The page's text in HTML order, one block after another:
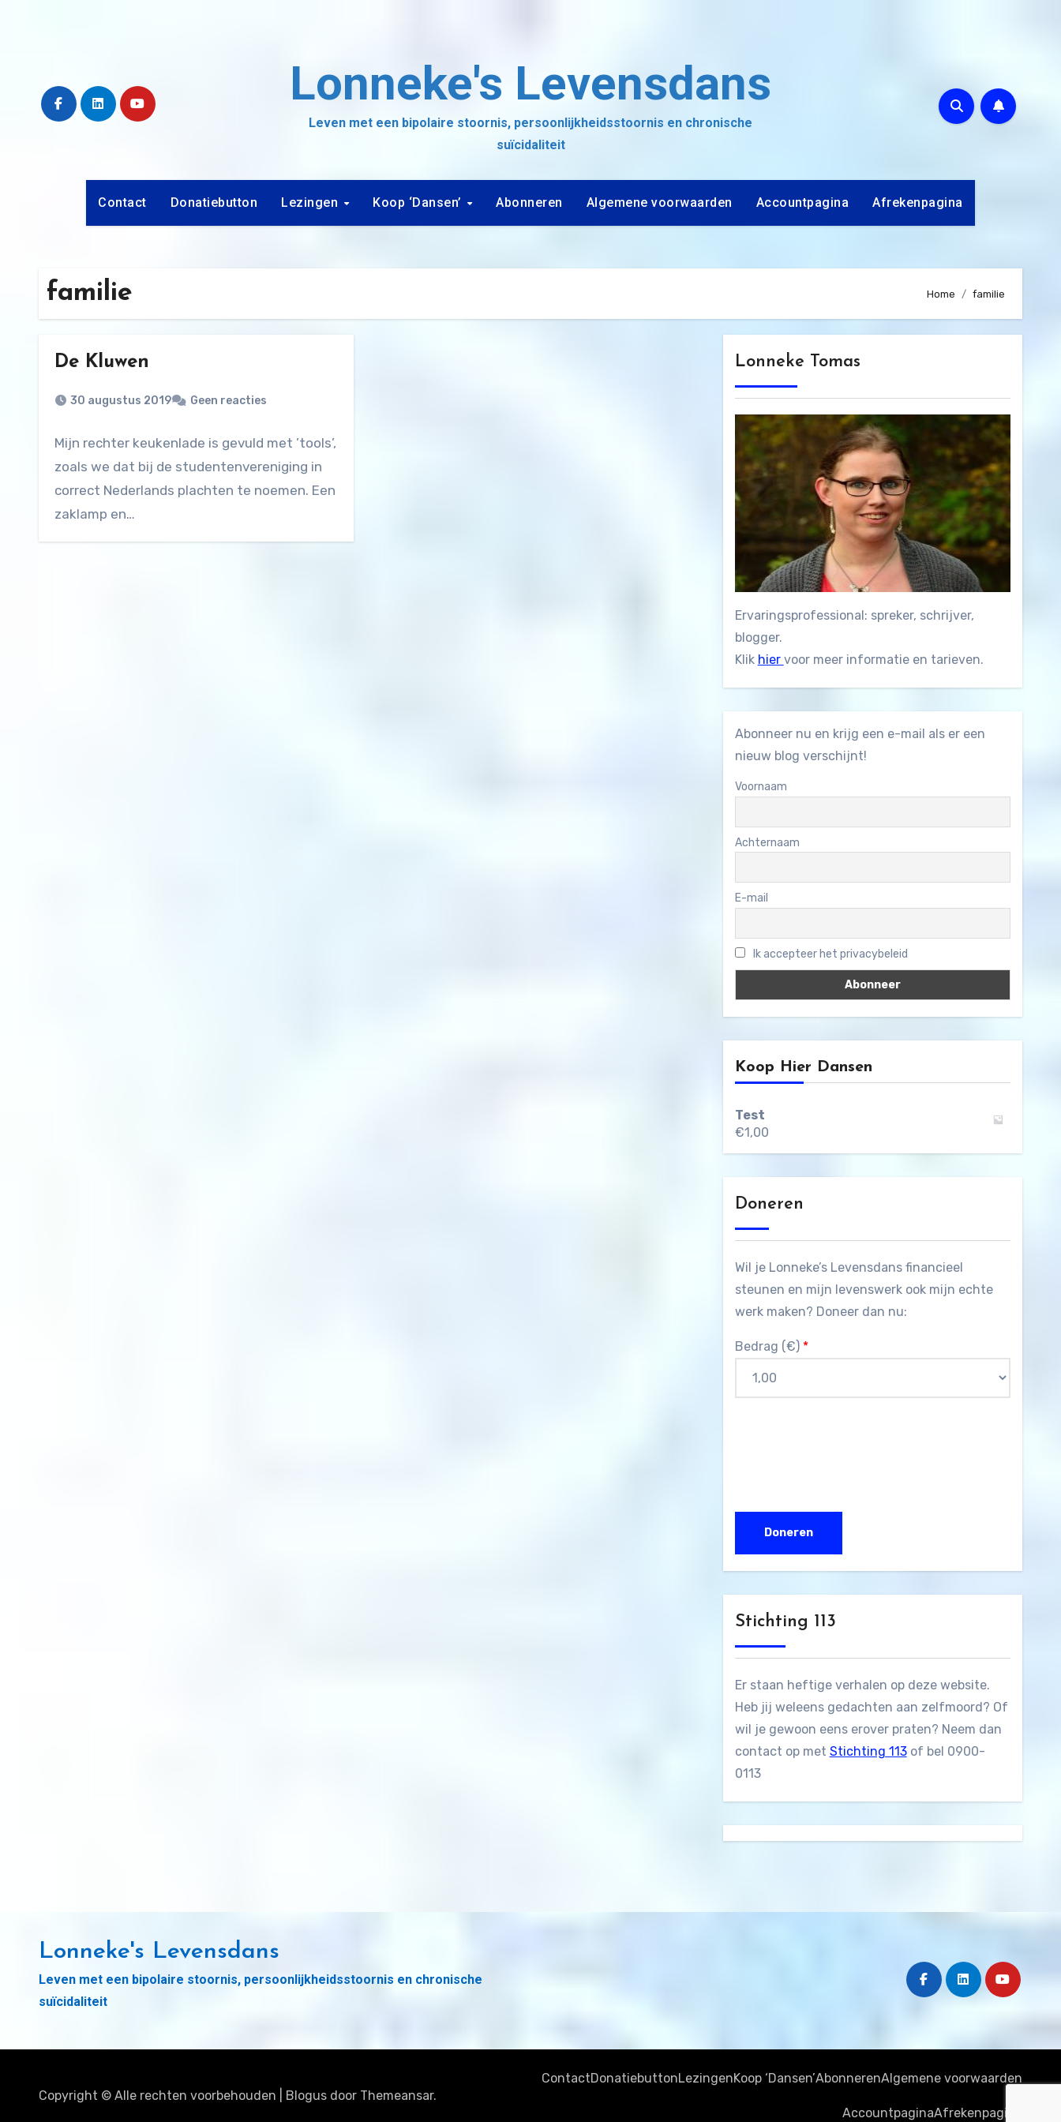
Lonneke's Levensdans
Leven met een bipolaire stoornis, persoonlijkheidsstoornis en chronische
suïcidaliteit
Contact Donatiebutton Lezingen Koop ‘Dansen’ Abonneren Algemene voorwaarden Accountpagina Afrekenpagina
familie Home familie
De Kluwen
30 augustus 2019 Geen reacties
Mijn rechter keukenlade is gevuld met ’tools’,
zoals we dat bij de studentenvereniging in
correct Nederlands plachten te noemen. Een
zaklamp en…
Lonneke Tomas
Ervaringsprofessional: spreker, schrijver,
blogger.
Klik hier voor meer informatie en tarieven.
Abonneer nu en krijg een e-mail als er een
nieuw blog verschijnt!
Voornaam
Achternaam
E-mail
Ik accepteer het privacybeleid
Koop Hier Dansen
Test
€1,00
Doneren
Wil je Lonneke’s Levensdans financieel
steunen en mijn levenswerk ook mijn echte
werk maken? Doneer dan nu:
Bedrag (€) *
Stichting 113
Er staan heftige verhalen op deze website.
Heb jij weleens gedachten aan zelfmoord? Of
wil je gewoon eens erover praten? Neem dan
contact op met Stichting 113of bel 0900-
0113
Lonneke's Levensdans
Leven met een bipolaire stoornis, persoonlijkheidsstoornis en chronische
suïcidaliteit
Copyright © Alle rechten voorbehouden Blogus door Themeansar.
ContactDonatiebuttonLezingenKoop ‘Dansen’AbonnerenAlgemene voorwaarden
AccountpaginaAfrekenpagina